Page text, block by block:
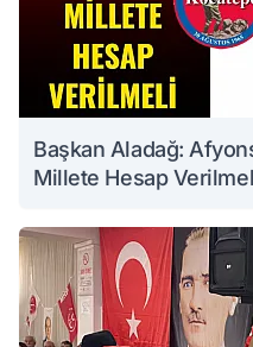
Başkan Aladağ:
Millete Hesap